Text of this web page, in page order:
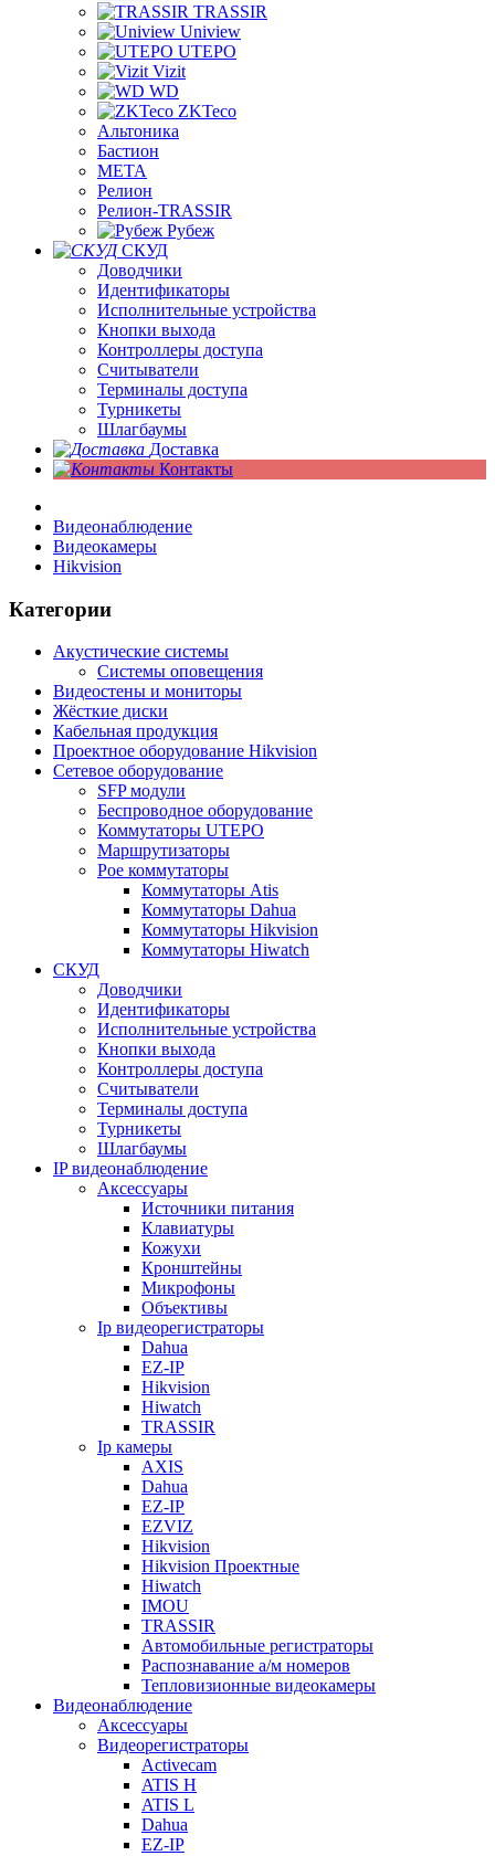
TRASSIR
Uniview
UTEPO
Vizit
WD
ZKTeco
Альтоника
Бастион
МЕТА
Релион
Релион-TRASSIR
Рубеж
СКУД
Доводчики
Идентификаторы
Исполнительные устройства
Кнопки выхода
Контроллеры доступа
Считыватели
Терминалы доступа
Турникеты
Шлагбаумы
Доставка
Контакты
Видеонаблюдение
Видеокамеры
Hikvision
Категории
Акустические системы
Системы оповещения
Видеостены и мониторы
Жёсткие диски
Кабельная продукция
Проектное оборудование Hikvision
Сетевое оборудование
SFP модули
Беспроводное оборудование
Коммутаторы UTEPO
Маршрутизаторы
Poe коммутаторы
Коммутаторы Atis
Коммутаторы Dahua
Коммутаторы Hikvision
Коммутаторы Hiwatch
СКУД
Доводчики
Идентификаторы
Исполнительные устройства
Кнопки выхода
Контроллеры доступа
Считыватели
Терминалы доступа
Турникеты
Шлагбаумы
IP видеонаблюдение
Аксессуары
Источники питания
Клавиатуры
Кожухи
Кронштейны
Микрофоны
Объективы
Ip видеорегистраторы
Dahua
EZ-IP
Hikvision
Hiwatch
TRASSIR
Ip камеры
AXIS
Dahua
EZ-IP
EZVIZ
Hikvision
Hikvision Проектные
Hiwatch
IMOU
TRASSIR
Автомобильные регистраторы
Распознавание а/м номеров
Тепловизионные видеокамеры
Видеонаблюдение
Аксессуары
Видеорегистраторы
Activecam
ATIS H
ATIS L
Dahua
EZ-IP